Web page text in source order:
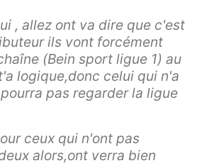
, allez ont va dire que c'est
ils vont forcément
(Bein sport ligue 1) au
logique,donc celui qui n'a
pas regarder la ligue
ceux qui n'ont pas
alors,ont verra bien